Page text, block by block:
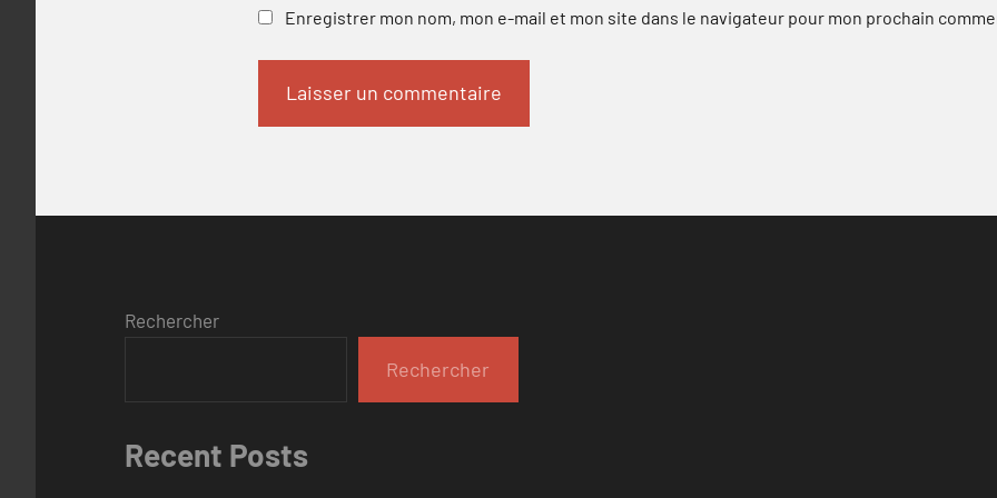
Enregistrer mon nom, mon e-mail et mon site dans le navigateur pour mon prochain
Rechercher
Rechercher
Recent Posts